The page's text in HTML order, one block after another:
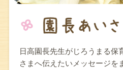
日高園長先生がじろうまる保
さまへ伝えたいメッセージを